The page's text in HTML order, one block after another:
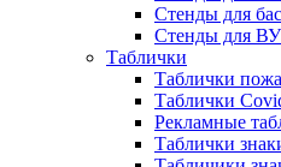
Стенды для
Стенды для
Таблички
Таблички
Таблички
Рекламные
Таблички